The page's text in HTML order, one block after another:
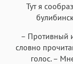
Тут я
– Противный
словно
голос. –